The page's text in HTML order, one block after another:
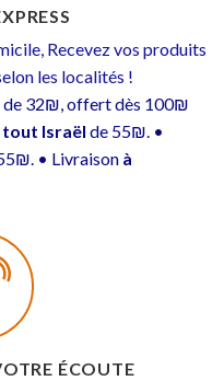
Recevez vos produits
les localités !
de 32₪, offert dès 100₪
tout Israël de 55₪. •
• Livraison à
ÉCOUTE